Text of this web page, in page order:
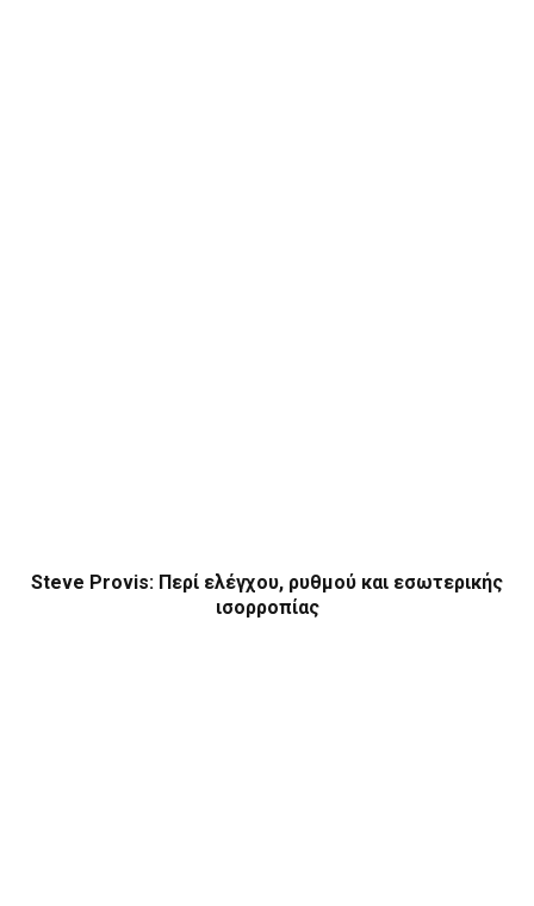
Steve Provis: Περί ελέγχου, ρυθμού και εσωτερικής
ισορροπίας